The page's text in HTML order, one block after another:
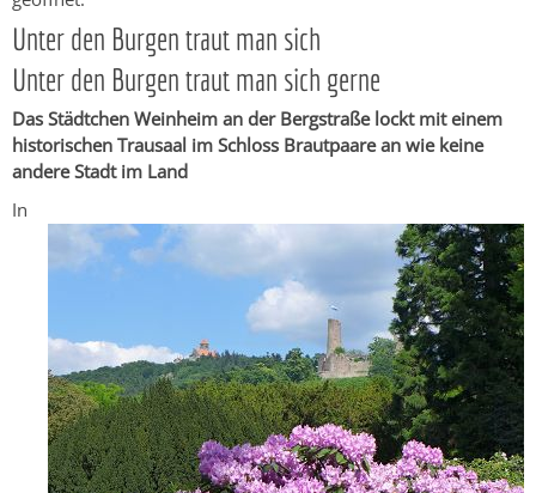
Unter den Burgen traut man sich
Unter den Burgen traut man sich gerne
Das Städtchen Weinheim an der Bergstraße lockt mit einem
historischen Trausaal im Schloss Brautpaare an wie keine
andere Stadt im Land
In